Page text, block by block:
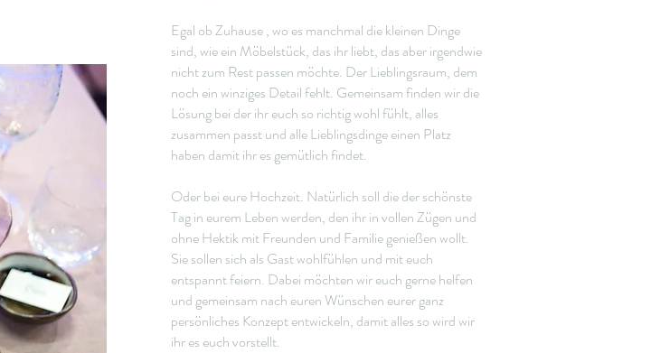
Egal ob Zuhause , wo es manchmal die kleinen Dinge
sind, wie ein Möbelstück, das ihr liebt, das aber irgendwie
nicht zum Rest passen möchte. Der Lieblingsraum, dem
noch ein winziges Detail fehlt. Gemeinsam finden wir die
Lösung bei der ihr euch so richtig wohl fühlt, alles
zusammen passt und alle Lieblingsdinge einen Platz
haben damit ihr es gemütlich findet.
Oder bei eure Hochzeit. Natürlich soll die der schönste
Tag in eurem Leben werden, den ihr in vollen Zügen und
ohne Hektik mit Freunden und Familie genießen wollt.
Sie sollen sich als Gast wohlfühlen und mit euch
entspannt feiern. Dabei möchten wir euch gerne helfen
und gemeinsam nach euren Wünschen eurer ganz
persönliches Konzept entwickeln, damit alles so wird wir
ihr es euch vorstellt.